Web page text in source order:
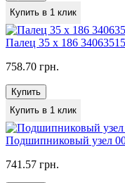
Купить в 1 клик
Палец 35 x 186
758.70 грн.
Купить
Купить в 1 клик
Подшипниковый узел
741.57 грн.